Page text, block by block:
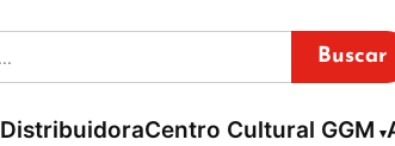
Buscar
DistribuidoraCentro Cultural GGM